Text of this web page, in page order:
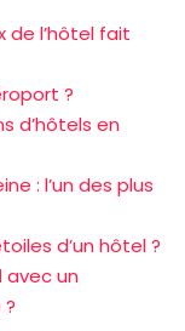
de l’hôtel fait
?
d’hôtels en
: l’un des plus
d’un hôtel ?
un